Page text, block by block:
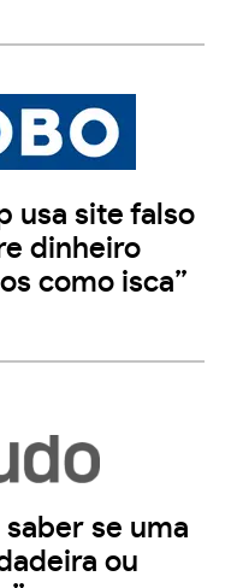
usa site falso
dinheiro
como isca”
se uma
ou